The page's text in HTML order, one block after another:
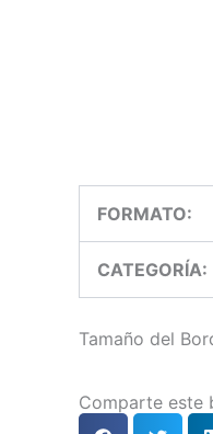
FORMATO:
CATEGORÍA:
Tamaño del
Comparte este